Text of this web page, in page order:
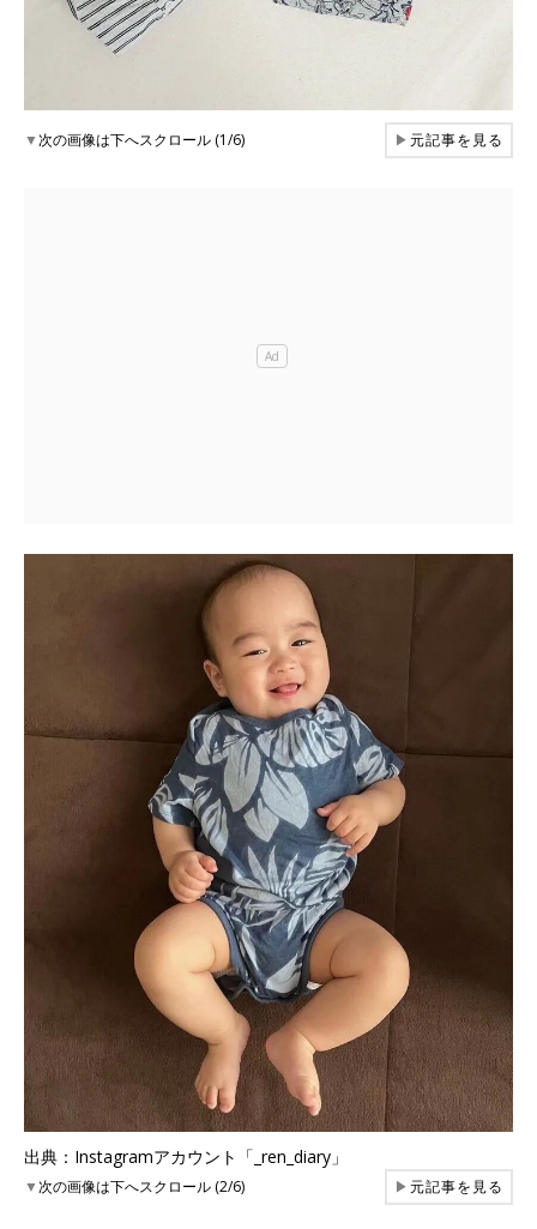
▼次の画像は下へスクロール (1/6) ▶元記事を見る
出典：Instagramアカウント「_ren_diary」
▼次の画像は下へスクロール (2/6) ▶元記事を見る